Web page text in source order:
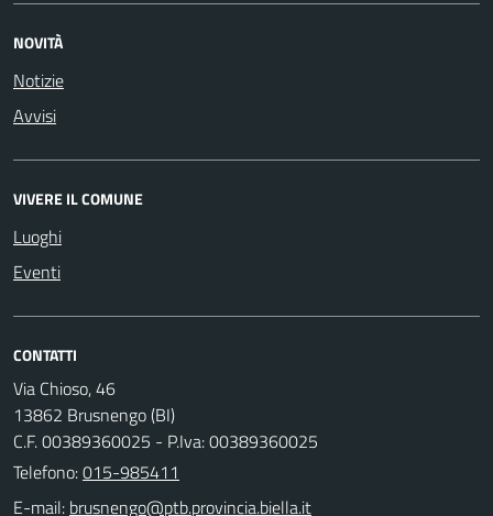
NOVITÀ
Notizie
Avvisi
VIVERE IL COMUNE
Luoghi
Eventi
CONTATTI
Via Chioso, 46
13862 Brusnengo (BI)
C.F. 00389360025 - P.Iva: 00389360025
Telefono:015-985411
E-mail: